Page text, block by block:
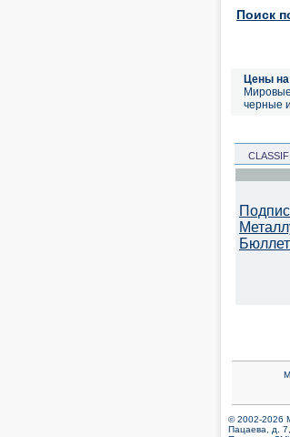
Поиск
Цены
черные
© 2002-2026
Пацаева, д.